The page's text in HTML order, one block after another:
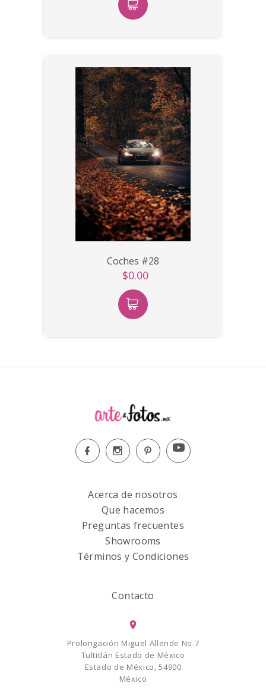
Coches #28
$0.00
Acerca de nosotros
Que hacemos
Preguntas frecuentes
Showrooms
Términos y Condiciones
Contacto
Prolongación Miguel Allende No.7
Tultitlán Estado de México
Estado de México, 54900
México